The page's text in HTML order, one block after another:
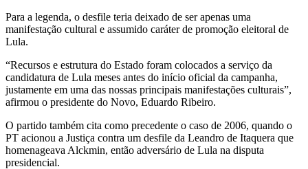
Para a legenda, o desfile teria deixado de ser apenas uma
manifestação cultural e assumido caráter de promoção eleitoral de
Lula.
“Recursos e estrutura do Estado foram colocados a serviço da
candidatura de Lula meses antes do início oficial da campanha,
justamente em uma das nossas principais manifestações culturais”,
afirmou o presidente do Novo, Eduardo Ribeiro.
O partido também cita como precedente o caso de 2006, quando o
PT acionou a Justiça contra um desfile da Leandro de Itaquera que
homenageava Alckmin, então adversário de Lula na disputa
presidencial.